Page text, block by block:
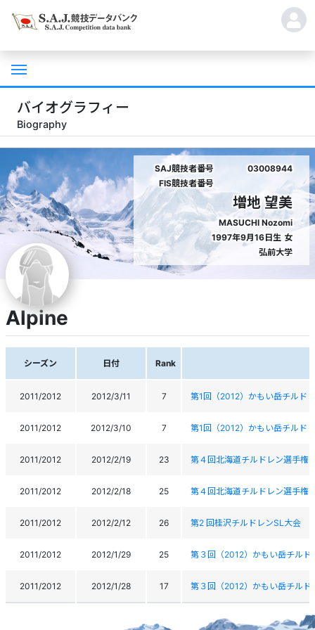
バイオグラフィー
Biography
SAJ競技者番号
03008944
FIS競技者番号
増地 望美
MASUCHI Nozomi
1997年9月16日生 女
弘前大学
Alpine
シーズン 日付 Rank
2011/2012 2012/3/11 7 第1回（2012）かもい岳チルド
2011/2012 2012/3/10 7 第1回（2012）かもい岳チルド
2011/2012 2012/2/19 23 第４回北海道チルドレン選手権
2011/2012 2012/2/18 25 第４回北海道チルドレン選手権
2011/2012 2012/2/12 26 第2 回桂沢チルドレンSL大会
2011/2012 2012/1/29 25 第３回（2012）かもい岳チルド
2011/2012 2012/1/28 17 第３回（2012）かもい岳チルド